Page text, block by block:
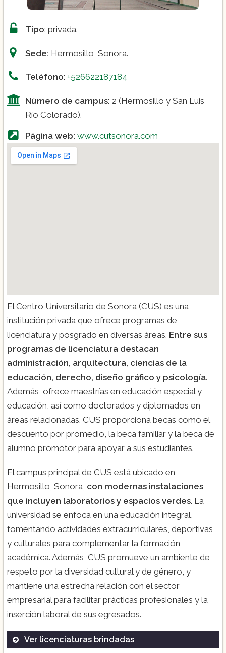
Tipo: privada.
Sede: Hermosillo, Sonora.
Teléfono: +526622187184
Número de campus: 2 (Hermosillo y San Luis
Río Colorado).
Página web: www.cutsonora.com
El Centro Universitario de Sonora (CUS) es una
institución privada que ofrece programas de
licenciatura y posgrado en diversas áreas. Entre sus
programas de licenciatura destacan
administración, arquitectura, ciencias de la
educación, derecho, diseño gráfico y psicología.
Además, ofrece maestrías en educación especial y
educación, así como doctorados y diplomados en
áreas relacionadas. CUS proporciona becas como el
descuento por promedio, la beca familiar y la beca de
alumno promotor para apoyar a sus estudiantes.
El campus principal de CUS está ubicado en
Hermosillo, Sonora, con modernas instalaciones
que incluyen laboratorios y espacios verdes. La
universidad se enfoca en una educación integral,
fomentando actividades extracurriculares, deportivas
y culturales para complementar la formación
académica. Además, CUS promueve un ambiente de
respeto por la diversidad cultural y de género, y
mantiene una estrecha relación con el sector
empresarial para facilitar prácticas profesionales y la
inserción laboral de sus egresados.
Ver licenciaturas brindadas